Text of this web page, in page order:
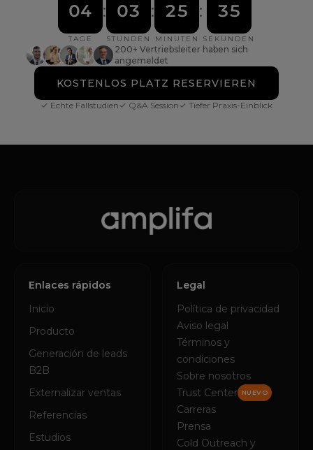
04
TAGE
: 03
STUNDEN
: 25
MINUTEN
: 35
SEKUNDEN
200+ Vertriebsleiter haben sich
angemeldet
KOSTENLOS PLATZ RESERVIEREN
✓ Echte Fallstudien ✓ Q&A Session ✓ Tiefer Praxis-Einblick
Enlaces rápidos
Inicio
Producto
Generación de leads
B2B
Externalizar ventas
Referencias
Estudios
Legal
Política de privacidad
Aviso legal
Términos y
condiciones
Sobre nosotros
Trust Center
NUEVO
Carreras
Prensa
Cold Outreach y